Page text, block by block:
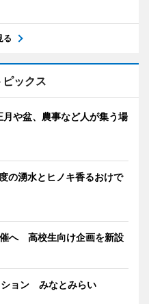
る
ックス
や盆、農事など人が集う場
の湧水とヒノキ香るおけで
へ 高校生向け企画を新設
ション みなとみらい